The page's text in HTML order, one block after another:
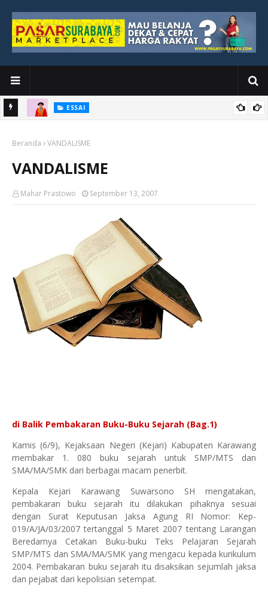
ESSAI
Tidak Berhenti di Panggung Wisuda
Beranda VANDALISME
VANDALISME
Mahar Prastowo September 13, 2007
di Balik Pembakaran Buku-Buku Sejarah (Bag.1)
Kamis (6/9), Kejaksaan Negeri (Kejari) Kabupaten Karawang
membakar 1. 080 buku sejarah untuk SMP/MTS dan
SMA/MA/SMK dari berbagai macam penerbit.
Kepala Kejari Karawang Suwarsono SH mengatakan,
pembakaran buku sejarah itu dilakukan pihaknya sesuai
dengan Surat Keputusan Jaksa Agung RI Nomor: Kep-
019/A/JA/03/2007 tertanggal 5 Maret 2007 tentang Larangan
Beredarnya Cetakan Buku-buku Teks Pelajaran Sejarah
SMP/MTS dan SMA/MA/SMK yang mengacu kepada kurikulum
2004. Pembakaran buku sejarah itu disaksikan sejumlah jaksa
dan pejabat dari kepolisian setempat.